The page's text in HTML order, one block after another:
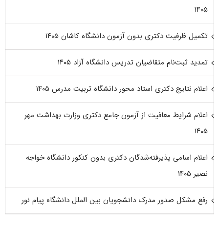
۱۴۰۵
تکمیل ظرفیت دکتری بدون آزمون دانشگاه کاشان ۱۴۰۵
تمدید ثبت‌نام متقاضیان تدریس دانشگاه آزاد ۱۴۰۵
اعلام نتایج دکتری استاد محور دانشگاه تربیت مدرس ۱۴۰۵
اعلام شرایط معافیت از آزمون جامع دکتری وزارت بهداشت مهر
۱۴۰۵
اعلام اسامی پذیرفته‌شدگان دکتری بدون کنکور دانشگاه خواجه
نصیر ۱۴۰۵
رفع مشکل صدور مدرک دانشجویان بین الملل دانشگاه پیام نور